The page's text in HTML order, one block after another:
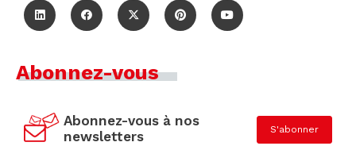
Abonnez-vous
Abonnez-vous à nos
newsletters
S'abonner